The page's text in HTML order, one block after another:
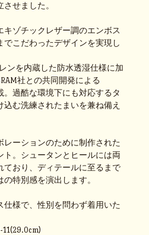
せました。
キゾチックレザー調のエンボス
でこだわったデザインを実現し
ンを内蔵した防水透湿仕様に加
社との共同開発による
。過酷な環境下にも対応するタ
む洗練されたまいを兼ね備え
レーションのために制作された
ト。シュータンとヒールには両
ており、ディテールに至るまで
特別感を演出します。
仕様で、性別を問わず着用いた